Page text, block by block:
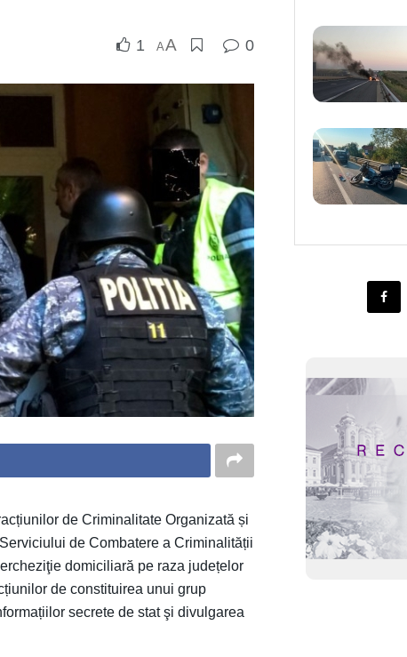
1 AA 0
de Criminalitate Organizată și
de Combatere a Criminalității
domiciliară pe raza județelor
de constituirea unui grup
secrete de stat şi divulgarea